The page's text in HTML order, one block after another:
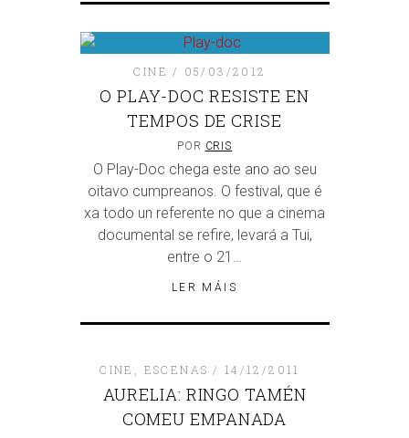
CINE 05/03/2012
O PLAY-DOC RESISTE EN
TEMPOS DE CRISE
POR CRIS
O Play-Doc chega este ano ao seu
oitavo cumpreanos. O festival, que é
xa todo un referente no que a cinema
documental se refire, levará a Tui,
entre o 21…
LER MÁIS
CINE ESCENAS 14/12/2011
AURELIA: RINGO TAMÉN
COMEU EMPANADA